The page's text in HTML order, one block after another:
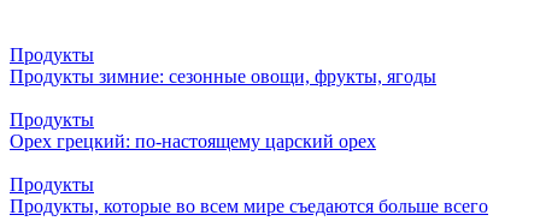
Продукты
Продукты зимние: сезонные овощи, фрукты, ягоды
Продукты
Орех грецкий: по-настоящему царский орех
Продукты
Продукты, которые во всем мире съедаются больше всего